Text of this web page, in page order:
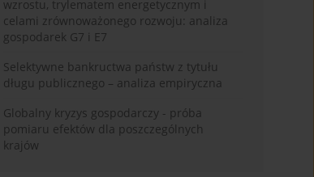
wzrostu, trylematem energetycznym i
celami zrównoważonego rozwoju: analiza
gospodarek G7 i E7
Selektywne bankructwa państw z tytułu
długu publicznego – analiza empiryczna
Globalny kryzys gospodarczy - próba
pomiaru efektów dla poszczególnych
krajów